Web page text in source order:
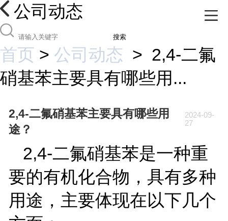
公司动态
搜索
首页 > 公司动态 > 2,4-二氟
硝基苯主要具有哪些用...
2,4-二氟硝基苯主要具有哪些用
途？
2024-09-
27
2,4-二氟硝基苯是一种重
要的有机化合物，具有多种
用途，主要体现在以下几个